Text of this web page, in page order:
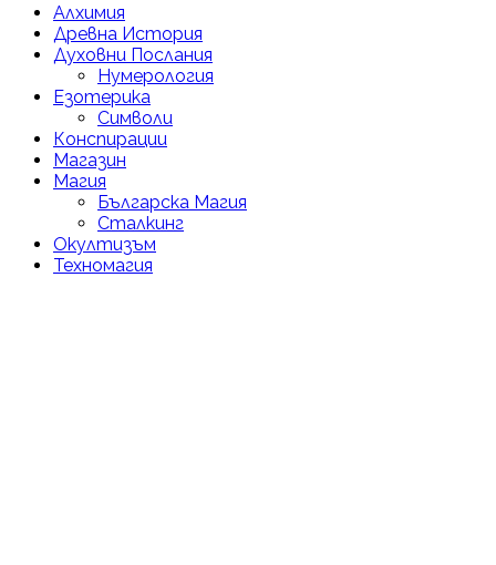
Алхимия
Древна История
Духовни Послания
Нумерология
Езотерика
Символи
Конспирации
Магазин
Магия
Българска Магия
Сталкинг
Окултизъм
Техномагия